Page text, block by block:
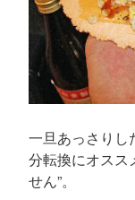
一旦あっさりし
分転換にオスス
せん”。